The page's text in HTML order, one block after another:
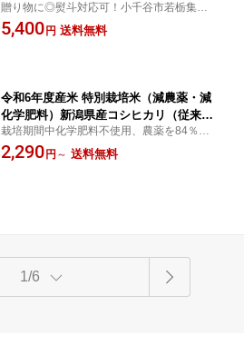
米5kg Mt.ファームわかとち 新潟県産 産
地直送【こしひかり 有機肥料 特別栽培
贈り物に◎熨斗対応可！小千谷市若栃集落
の大自然が育んだ、特別栽培米魚沼産コシ
ヒカリです。もっちりとした食感と、濃厚
5,400 円 送料無料
令和6年度産米 特別栽培米（減農薬・減
化学肥料）新潟県産コシヒカリ（従来品
種）精米 選べる 2kg 5kg 10kg 20kg 新
潟サトウ農園 こしひかり 白米 疎植栽培
栽培期間中化学肥料不使用、農薬を84％減
らして栽培した特別栽培米です。特製の堆
肥や光合成細菌の散布など、食の安心安全
2,290 円 ～ 送料無料
1/6